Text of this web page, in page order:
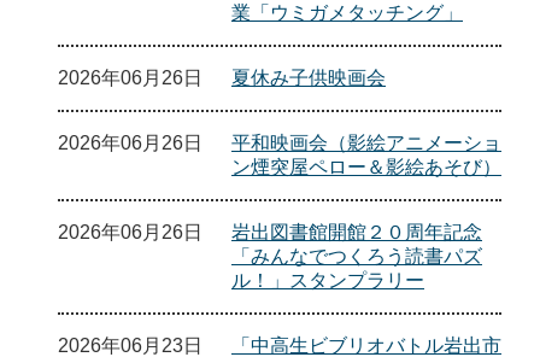
業「ウミガメタッチング」
2026年06月26日 夏休み子供映画会
2026年06月26日
平和映画会（影絵アニメーショ
ン煙突屋ペロー＆影絵あそび）
2026年06月26日
岩出図書館開館２０周年記念
「みんなでつくろう読書パズ
ル！」スタンプラリー
2026年06月23日
「中高生ビブリオバトル岩出市